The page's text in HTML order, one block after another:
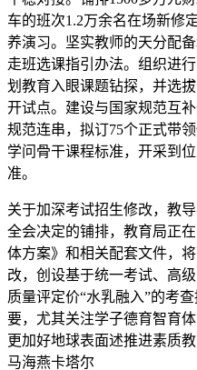
车的班次1.2万余名在场新修
养演习。坚实教师的天分配
走班选课指引办法。组织进
划教育入眼课题钻探，并选
开试点。建设与国家规范互
规范连串，拟订75个正式带
学问骨干课程标准，开采到
准。
关于加深考试招生修改，教
全会决定的铺排，教育局正
体方案》和相关配套文件，
改，创设基于统一考试、高
质量评定价“水乳融入”的考
要，尤其关注学子德育智育
更加好地球表面述推进素质
马海燕卡塔尔